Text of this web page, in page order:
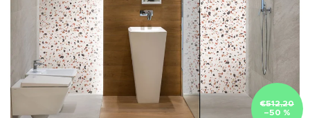
€512,20
–50 %